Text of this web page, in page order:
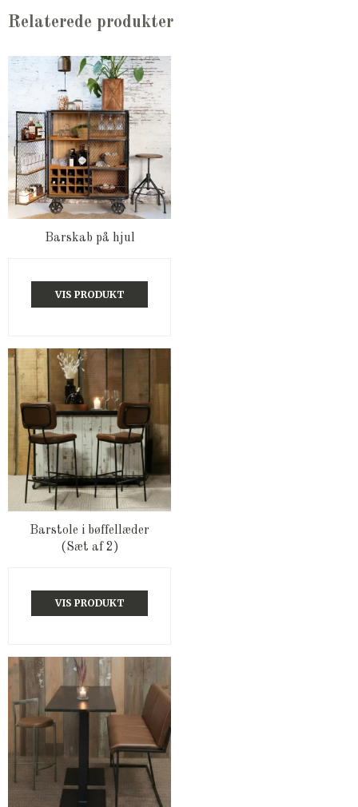
Relaterede produkter
Barskab på hjul
VIS PRODUKT
Barstole i bøffellæder
(Sæt af 2)
VIS PRODUKT